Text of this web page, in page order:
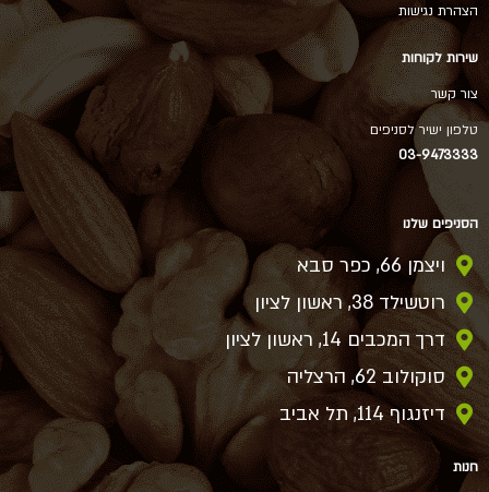
הצהרת נגישות
שירות לקוחות
צור קשר
טלפון ישיר לסניפים
03-9473333
הסניפים שלנו
ויצמן 66, כפר סבא
רוטשילד 38, ראשון לציון
דרך המכבים 14, ראשון לציון
סוקולוב 62, הרצליה
דיזנגוף 114, תל אביב
חנות